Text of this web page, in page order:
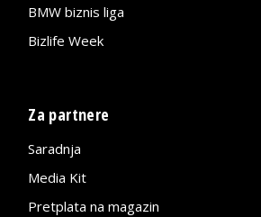
BMW biznis liga
Bizlife Week
Za partnere
Saradnja
Media Kit
Pretplata na magazin